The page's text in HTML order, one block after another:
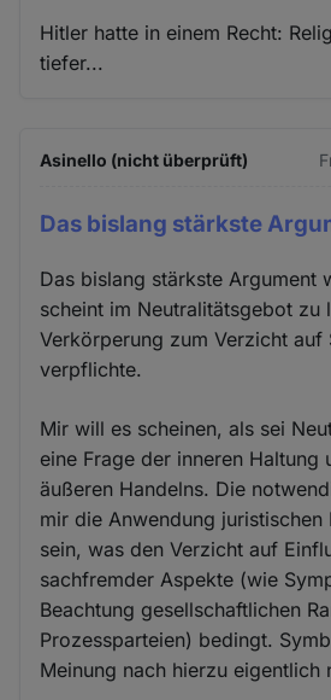
Hitler hatte in einem Recht:
tiefer...
Asinello (nicht überprüft)
Das bislang stärkste
Das bislang stärkste Argument
scheint im Neutralitätsgebot zu
Verkörperung zum Verzicht auf
verpflichte.
Mir will es scheinen, als sei
eine Frage der inneren Haltung
äußeren Handelns. Die
mir die Anwendung juristischen
sein, was den Verzicht auf
sachfremder Aspekte (wie
Beachtung gesellschaftlichen
Prozessparteien) bedingt.
Meinung nach hierzu eigentlich